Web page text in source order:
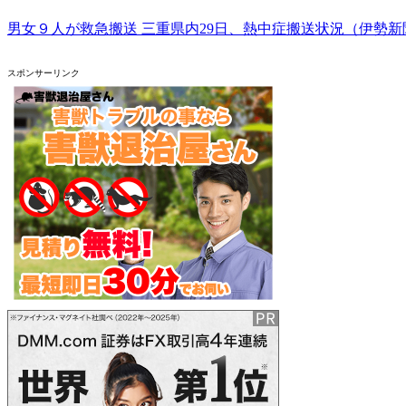
男女９人が救急搬送 三重県内29日、熱中症搬送状況（伊勢新
スポンサーリンク